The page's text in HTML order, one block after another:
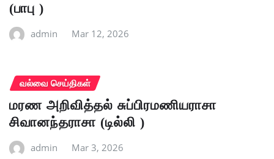
(பாபு )
admin Mar 12, 2026
வல்வை செய்திகள்
மரண அறிவித்தல் சுப்பிரமணியராசா
சிவானந்தராசா (டில்லி )
admin Mar 3, 2026